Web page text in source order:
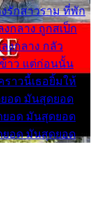
รักสาวราม ที่พัก
กลาง ถูกสเป็ก
งกลาง กลัว
าว แต่ก่อนนั้น
ราวนี้เธอยิ้มให้
อด มันสุดยอด
อด มันสุดยอด
อด มันสุดยอด